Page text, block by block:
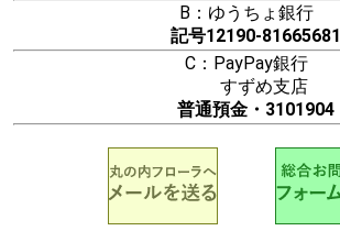
B：ゆうちょ銀行
記号12190-81665681
C：PayPay銀行
すずめ支店
普通預金・3101904